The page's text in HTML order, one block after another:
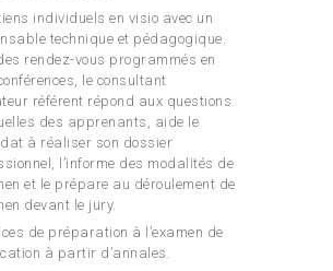
individuels en visio avec un
technique et pédagogique.
rendez-vous programmés en
le consultant
référent répond aux questions
des apprenants, aide le
à réaliser son dossier
l’informe des modalités de
et le prépare au déroulement de
devant le jury.
de préparation à l’examen de
à partir d’annales.